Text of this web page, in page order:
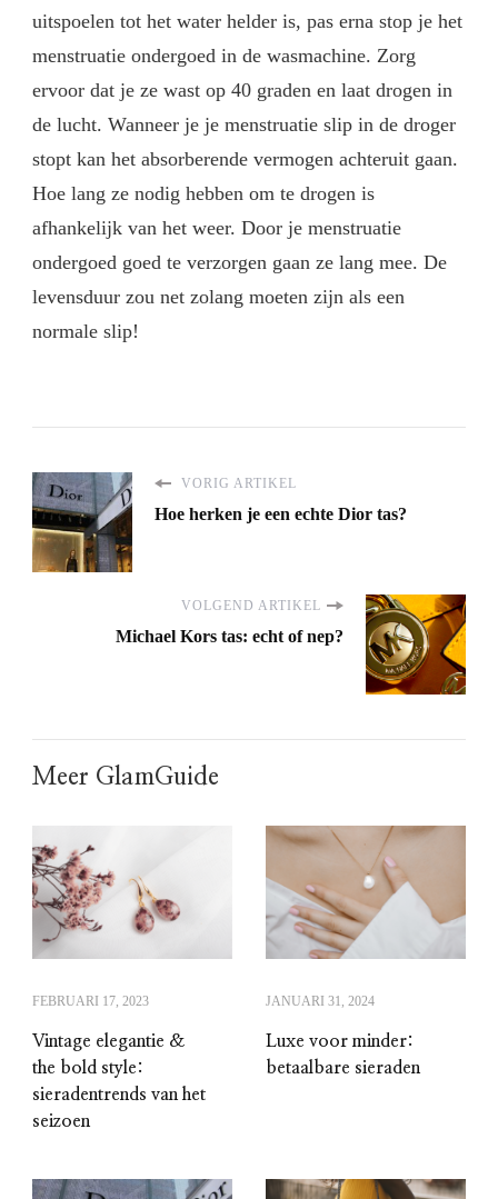
uitspoelen tot het water helder is, pas erna stop je het
menstruatie ondergoed in de wasmachine. Zorg
ervoor dat je ze wast op 40 graden en laat drogen in
de lucht. Wanneer je je menstruatie slip in de droger
stopt kan het absorberende vermogen achteruit gaan.
Hoe lang ze nodig hebben om te drogen is
afhankelijk van het weer. Door je menstruatie
ondergoed goed te verzorgen gaan ze lang mee. De
levensduur zou net zolang moeten zijn als een
normale slip!
VORIG ARTIKEL
Hoe herken je een echte Dior tas?
VOLGEND ARTIKEL
Michael Kors tas: echt of nep?
Meer GlamGuide
FEBRUARI 17, 2023
Vintage elegantie &
the bold style:
sieradentrends van het
seizoen
JANUARI 31, 2024
Luxe voor minder:
betaalbare sieraden